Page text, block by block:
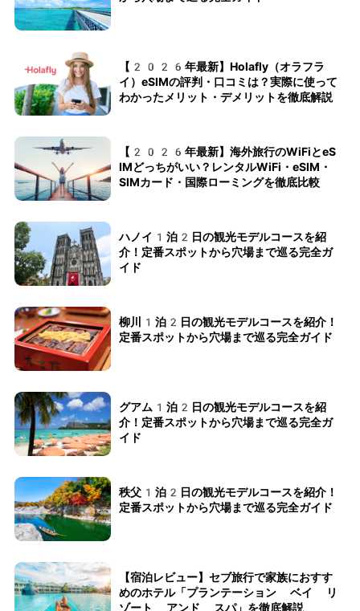
【2026年最新】Holafly（オラフラ
イ）eSIMの評判・口コミは？実際に使って
わかったメリット・デメリットを徹底解説
【2026年最新】海外旅行のWiFiとeS
IMどっちがいい？レンタルWiFi・eSIM・
SIMカード・国際ローミングを徹底比較
ハノイ1泊2日の観光モデルコースを紹
介！定番スポットから穴場まで巡る完全ガ
イド
柳川1泊2日の観光モデルコースを紹介！
定番スポットから穴場まで巡る完全ガイド
グアム1泊2日の観光モデルコースを紹
介！定番スポットから穴場まで巡る完全ガ
イド
秩父1泊2日の観光モデルコースを紹介！
定番スポットから穴場まで巡る完全ガイド
【宿泊レビュー】セブ旅行で家族におすす
めのホテル「プランテーション ベイ リ
ゾート アンド スパ」を徹底解説